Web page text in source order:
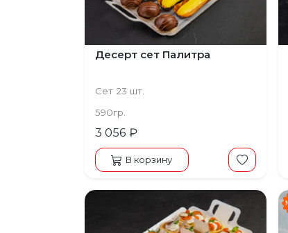
Десерт сет Палитра
Сет 23 шт.
590гр.
3 056 ₽
В корзину